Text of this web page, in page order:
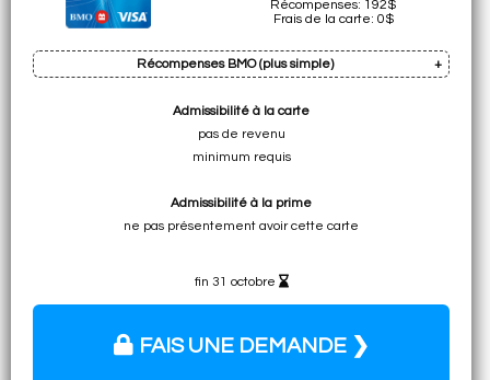
Récompenses: 192$
Frais de la carte: 0$
Récompenses BMO (plus simple)
Prime: 25k pts
Cumul sur dép. min.: 3750 pts (total:
quel voyage n'importe où
• 192$ en remises en argent
Admissibilité à la carte
pas de revenu
minimum requis
Admissibilité à la prime
ne pas présentement avoir cette carte
fin 31 octobre
FAIS UNE DEMANDE ❯